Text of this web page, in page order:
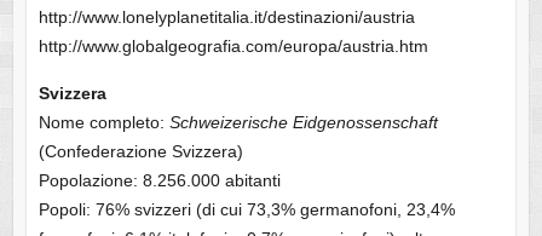
http://www.lonelyplanetitalia.it/destinazioni/austria
http://www.globalgeografia.com/europa/austria.htm
Svizzera
Nome completo: Schweizerische Eidgenossenschaft
(Confederazione Svizzera)
Popolazione: 8.256.000 abitanti
Popoli: 76% svizzeri (di cui 73,3% germanofoni, 23,4%